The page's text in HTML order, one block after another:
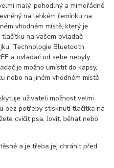
malý, pohodlný a mimořádně
na lehkém řemínku na
vhodném místě, který je
na vašem ovladači
Technologie Bluetooth
a ovladač od sebe nebyly
je možno umístit do kapsy,
nebo na jiném vhodném místě
uživateli možnost velmi
bez potřeby stisknutí tlačítka na
cvičit psa, lovit, běhat nebo
a je třeba jej chránit před